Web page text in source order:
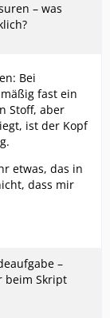
– was
Bei
fast ein
Stoff, aber
ist der Kopf
etwas, das in
dass mir
–
beim Skript